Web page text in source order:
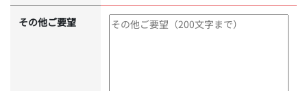
その他ご要望